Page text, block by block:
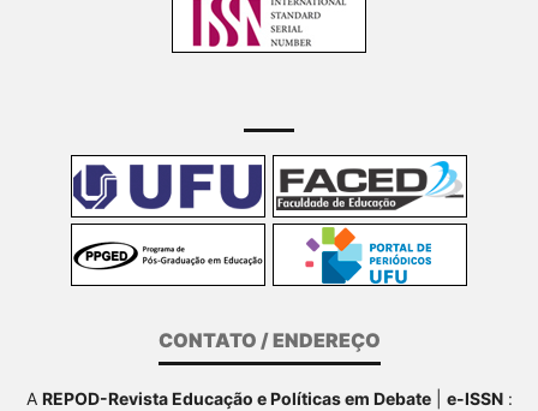
CONTATO / ENDEREÇO
A REPOD-Revista Educação e Políticas em Debate| e-ISSN: